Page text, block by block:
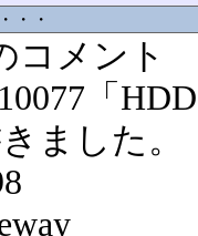
・・
コメント
「
ました。